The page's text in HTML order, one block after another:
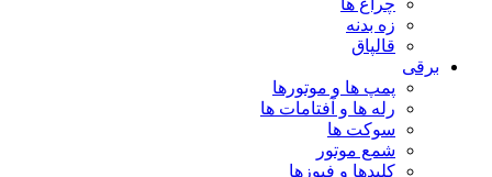
زه بدنه
قالپاق
برقی
پمپ ها و موتورها
رله ها و آفتامات ها
سوکت ها
شمع موتور
کلیدها و فیوزها